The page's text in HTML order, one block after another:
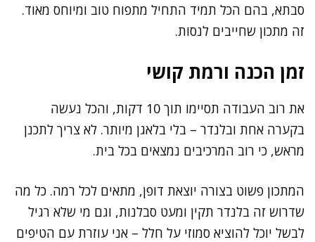
סבתא, בהם הכל תמיד התחיל מתפוח טוב ומיוחס מאוד.
זה מתכון שחייבים לנסות.
זמן הכנה ורמת קושי
את רוב העבודה תסיימו תוך 10 דקות, והכל נעשה
בקערה אחת ובלנדר – בלי בלאגן מיותר. לא צריך לתכנן
מראש, כי רוב המרכיבים נמצאים בכל בית.
המתכון פשוט בצורה יוצאת דופן, מתאים לכל רמה. כל מה
שדרוש זה בלנדר תקין ומעט סבלנות, וגם מי שלא רגיל
לבשל יוכל להוציא סמוזי על חלל – אני עוזרת עם הטיפים